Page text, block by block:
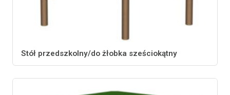
Stół przedszkolny/do żłobka sześciokątny